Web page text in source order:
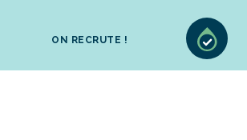
ON RECRUTE !